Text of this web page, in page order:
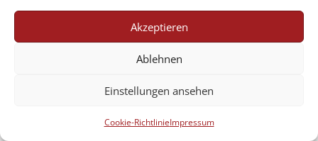
Akzeptieren
Ablehnen
Einstellungen ansehen
Cookie-RichtlinieImpressum